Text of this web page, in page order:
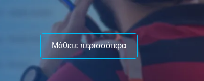
Μάθετε περισσότερα